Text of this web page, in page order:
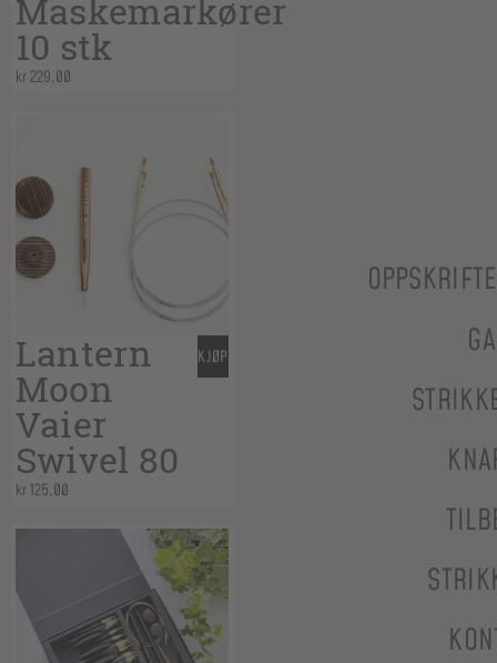
Maskemarkører
10 stk
kr229,00
Lantern
Moon
Vaier
Swivel 80
kr125,00
KJØP